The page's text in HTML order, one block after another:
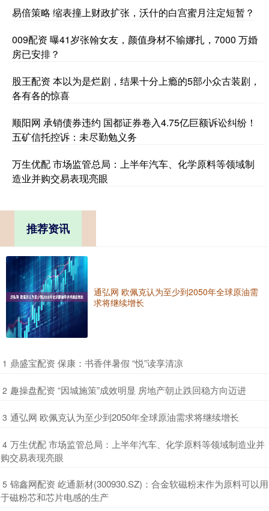
易倍策略 缩表撞上财政扩张，沃什的白宫蜜月注定短暂？
009配资 曝41岁张翰女友，颜值身材不输娜扎，7000 万婚
房已安排？
股王配资 本以为是烂剧，结果十分上瘾的5部小众古装剧，
各有各的惊喜
顺阳网 承销债券违约 国都证券卷入4.75亿巨额诉讼纠纷！
五矿信托控诉：未尽勤勉义务
万生优配 市场监管总局：上半年汽车、化学原料等领域制
造业并购交易表现亮眼
推荐资讯
通弘网 欧佩克认为至少到2050年全球原油需
求将继续增长
1 ​鼎盛宝配资 保康：书香伴暑假 “悦”读享清凉
2 ​趣操盘配资 “因城施策”成效明显 房地产朝止跌回稳方向迈进
3 ​通弘网 欧佩克认为至少到2050年全球原油需求将继续增长
4 ​万生优配 市场监管总局：上半年汽车、化学原料等领域制造业并
购交易表现亮眼
5 ​锦鑫网配资 屹通新材(300930.SZ)：合金软磁粉末作为原料可以用
于磁粉芯和芯片电感的生产